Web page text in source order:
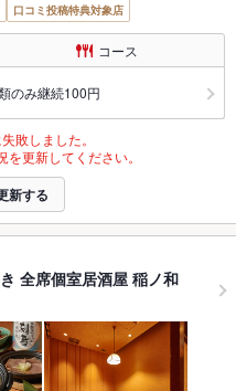
口コミ投稿特典対象店
コース
み継続100円
敗しました。
更新してください。
新する
全席個室居酒屋 稲ノ和